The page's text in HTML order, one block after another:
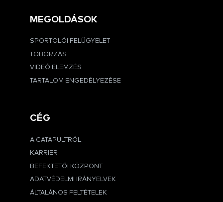
MEGOLDÁSOK
SPORTOLÓI FELÜGYELET
TOBORZÁS
VIDEÓ ELEMZÉS
TARTALOM ENGEDÉLYEZÉSE
CÉG
A CATAPULTRÓL
KARRIER
BEFEKTETŐI KÖZPONT
ADATVÉDELMI IRÁNYELVEK
ÁLTALÁNOS FELTÉTELEK